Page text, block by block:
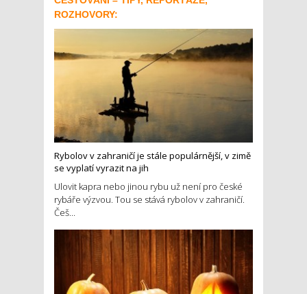
ROZHOVORY:
Rybolov v zahraničí je stále populárnější, v zimě
se vyplatí vyrazit na jih
Ulovit kapra nebo jinou rybu už není pro české
rybáře výzvou. Tou se stává rybolov v zahraničí.
Češ...